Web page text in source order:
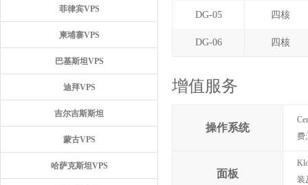
菲律宾VPS
柬埔寨VPS
巴基斯坦VPS
迪拜VPS
吉尔吉斯斯坦
蒙古VPS
哈萨克斯坦VPS
DG-05 四核
DG-06 四核
增值服务
操作系统
费
面板
装